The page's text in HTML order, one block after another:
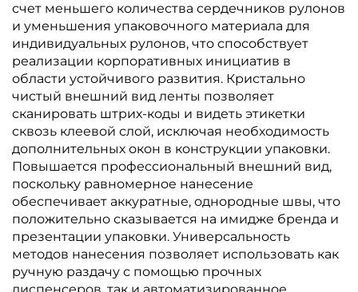
счет меньшего количества сердечников рулонов
и уменьшения упаковочного материала для
индивидуальных рулонов, что способствует
реализации корпоративных инициатив в
области устойчивого развития. Кристально
чистый внешний вид ленты позволяет
сканировать штрих-коды и видеть этикетки
сквозь клеевой слой, исключая необходимость
дополнительных окон в конструкции упаковки.
Повышается профессиональный внешний вид,
поскольку равномерное нанесение
обеспечивает аккуратные, однородные швы, что
положительно сказывается на имидже бренда и
презентации упаковки. Универсальность
методов нанесения позволяет использовать как
ручную раздачу с помощью прочных